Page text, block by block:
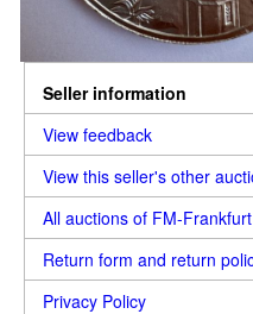
Seller information
View feedback
View this seller's other
All auctions of FM-
Return form and return
Privacy Policy